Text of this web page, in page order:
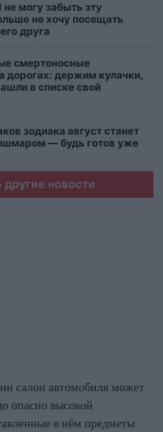
не могу забыть эту
не хочу посещать
друга
смертоносные
дорогах: держим кулачки,
в списке свой
зодиака август станет
— будь готов уже
другие новости
салон автомобиля может
опасно высокой
в нём предметы